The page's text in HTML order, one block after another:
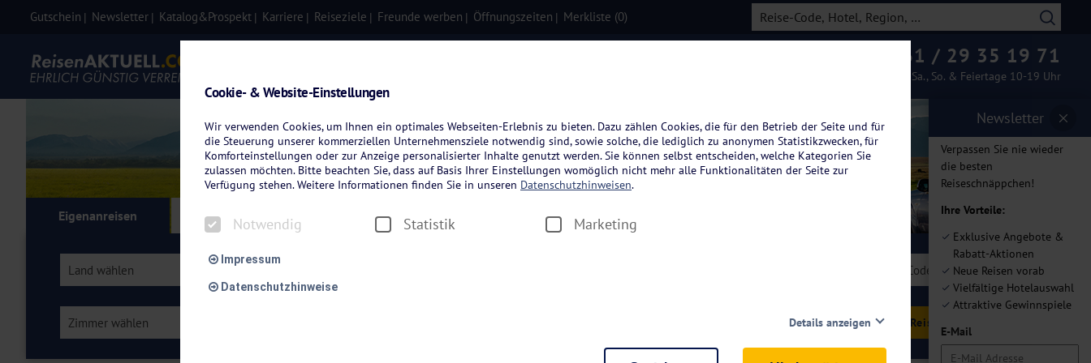
Gutschein Newsletter Katalog&Prospekt Karriere Reiseziele Freunde werben Öffnungszeiten Merkliste (0)
0261 / 29 35 19 71
Mo.-Fr. 08-19 Uhr / Sa., So. & Feiertage 10-19 Uhr
Newsletter
Verpassen Sie nie wieder
die besten
Reiseschnäppchen!
Ihre Vorteile:
Exklusive Angebote &
Rabatt-Aktionen
Neue Reisen vorab
Vielfältige Hotelauswahl
Attraktive Gewinnspiele
E-Mail
Eigenanreisen Kreuzfahrten Flugreisen
Land wählen
Zimmer wählen
Cookie- & Website-Einstellungen
Wir verwenden Cookies, um Ihnen ein optimales Webseiten-Erlebnis zu bieten. Dazu zählen Cookies, die für den Betrieb der Seite und für
die Steuerung unserer kommerziellen Unternehmensziele notwendig sind, sowie solche, die lediglich zu anonymen Statistikzwecken, für
Komforteinstellungen oder zur Anzeige personalisierter Inhalte genutzt werden. Sie können selbst entscheiden, welche Kategorien Sie
zulassen möchten. Bitte beachten Sie, dass auf Basis Ihrer Einstellungen womöglich nicht mehr alle Funktionalitäten der Seite zur
Verfügung stehen. Weitere Informationen finden Sie in unseren Datenschutzhinweisen.
Notwendig Statistik Marketing
Impressum
Datenschutzhinweise
Details anzeigen